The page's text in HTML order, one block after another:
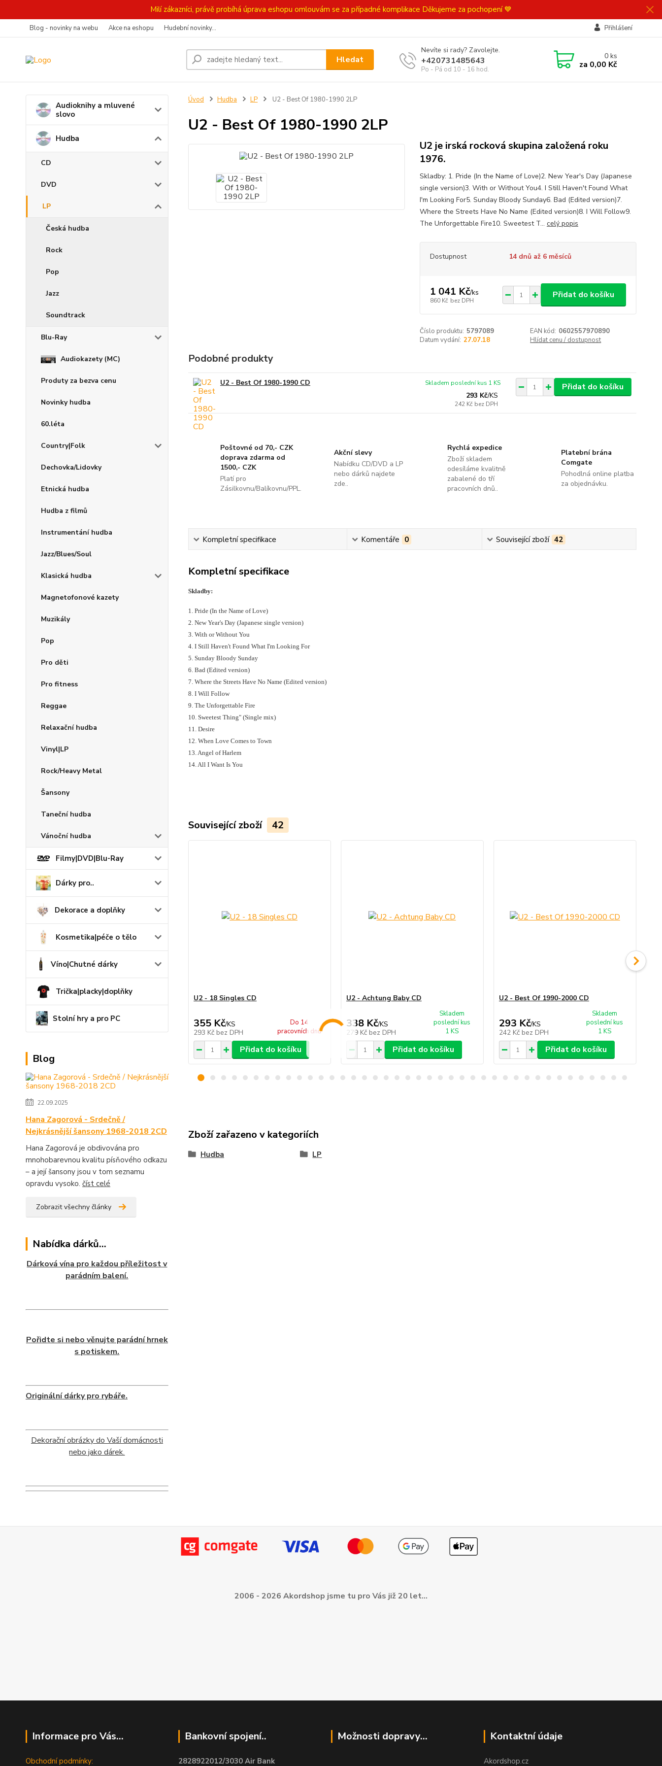
Milí zákazníci, právě probíhá úprava eshopu omlouvám se za případné komplikace Děkujeme za pochopení 💙
Blog - novinky na webu Akce na eshopu Hudební novinky... Přihlášení
Hledat
Nevíte si rady? Zavolejte.
+420731485643
Po - Pá od 10 - 16 hod.
0ks
za 0,00 Kč
Audioknihy a mluvené
slovo
Hudba
CD
DVD
LP
Česká hudba
Rock
Pop
Jazz
Soundtrack
Blu-Ray
Audiokazety (MC)
Produty za bezva cenu
Novinky hudba
60.léta
Country|Folk
Dechovka/Lidovky
Etnická hudba
Hudba z filmů
Instrumentání hudba
Jazz/Blues/Soul
Klasická hudba
Magnetofonové kazety
Muzikály
Pop
Pro děti
Pro fitness
Reggae
Relaxační hudba
Vinyl|LP
Rock/Heavy Metal
Šansony
Taneční hudba
Vánoční hudba
Filmy|DVD|Blu-Ray
Dárky pro..
Dekorace a doplňky
Kosmetika|péče o tělo
Víno|Chutné dárky
Trička|placky|doplňky
Stolní hry a pro PC
Blog
22.09.2025
Hana Zagorová - Srdečně /
Nejkrásnější šansony 1968-2018 2CD
Hana Zagorová je obdivována pro
mnohobarevnou kvalitu písňového odkazu
– a její šansony jsou v tom seznamu
opravdu vysoko. číst celé
Zobrazit všechny články
Nabídka dárků...
Dárková vína pro každou příležitost v
parádním balení.
Pořidte si nebo věnujte parádní hrnek
s potiskem.
Originální dárky pro rybáře.
Dekorační obrázky do Vaší domácnosti
nebo jako dárek.
Úvod Hudba LP U2 - Best Of 1980-1990 2LP
U2 - Best Of 1980-1990 2LP
U2 je irská rocková skupina založená roku
1976.
Skladby: 1. Pride (In the Name of Love)2. New Year's Day (Japanese
single version)3. With or Without You4. I Still Haven't Found What
I'm Looking For5. Sunday Bloody Sunday6. Bad (Edited version)7.
Where the Streets Have No Name (Edited version)8. I Will Follow9.
The Unforgettable Fire10. Sweetest T... celý popis
Dostupnost 14 dnů až 6 měsíců
1 041 Kč/ks
860 Kč bez DPH
Přidat do košíku
Číslo produktu: 5797089 EAN kód: 0602557970890
Datum vydání: 27.07.18 Hlídat cenu / dostupnost
Podobné produkty
U2 - Best Of 1980-1990 CD
293 Kč/KS
242 Kč bez DPH
Skladem poslední kus 1 KS Přidat do košíku
Poštovné od 70,- CZK
doprava zdarma od
1500,- CZK
Platí pro
Zásilkovnu/Balíkovnu/PPL.
Akční slevy
Nabídku CD/DVD a LP
nebo dárků najdete
zde..
Rychlá expedice
Zboží skladem
odesíláme kvalitně
zabalené do tří
pracovních dnů..
Platební brána
Comgate
Pohodlná online platba
za objednávku.
Kompletní specifikace Komentáře 0 Související zboží 42
Kompletní specifikace
Skladby:
1. Pride (In the Name of Love)
2. New Year's Day (Japanese single version)
3. With or Without You
4. I Still Haven't Found What I'm Looking For
5. Sunday Bloody Sunday
6. Bad (Edited version)
7. Where the Streets Have No Name (Edited version)
8. I Will Follow
9. The Unforgettable Fire
10. Sweetest Thing" (Single mix)
11. Desire
12. When Love Comes to Town
13. Angel of Harlem
14. All I Want Is You
Související zboží 42
U2 - 18 Singles CD
355 Kč/KS
293 Kč bez DPH
Do 14
pracovních dnů
Přidat do košíku
U2 - Achtung Baby CD
338 Kč/KS
279 Kč bez DPH
Skladem
poslední kus
1 KS
Přidat do košíku
U2 - Best Of 1990-2000 CD
293 Kč/KS
242 Kč bez DPH
Skladem
poslední kus
1 KS
Přidat do košíku
Zboží zařazeno v kategoriích
Hudba LP
2006 - 2026 Akordshop jsme tu pro Vás již 20 let...
Informace pro Vás...
Obchodní podmínky:
Bankovní spojení..
2828922012/3030 Air Bank
Možnosti dopravy... Kontaktní údaje
Akordshop.cz